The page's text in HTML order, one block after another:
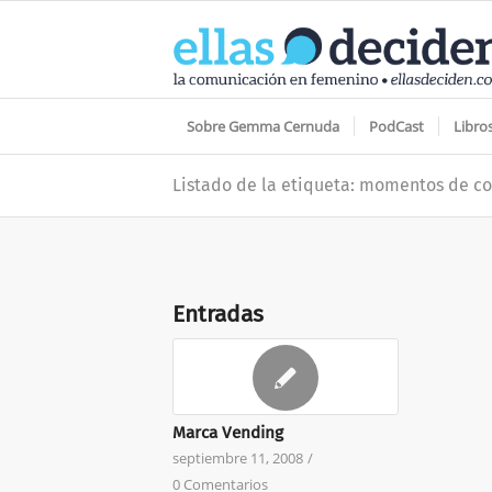
Sobre Gemma Cernuda PodCast
Listado de la etiqueta: momentos de
Entradas
Marca Vending
septiembre 11, 2008 /
0 Comentarios